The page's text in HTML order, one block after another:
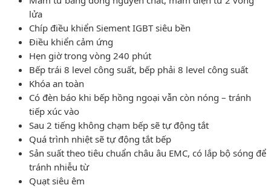
lửa
Chíp điều khiển Siement IGBT siêu bền
Điều khiển cảm ứng
Hẹn giờ trong vòng 240 phút
Bếp trái 8 level công suất, bếp phải 8 level công suất
Khóa an toàn
Có đèn báo khi bếp hồng ngoại vẫn còn nóng – tránh
tiếp xúc vào
Sau 2 tiếng không chạm bếp sẽ tự động tắt
Quá trình nhiệt sẽ tự động tắt bếp
Sản suất theo tiêu chuẩn châu âu EMC, có lắp bộ sóng để
tránh nhiễu từ
Quạt siêu êm